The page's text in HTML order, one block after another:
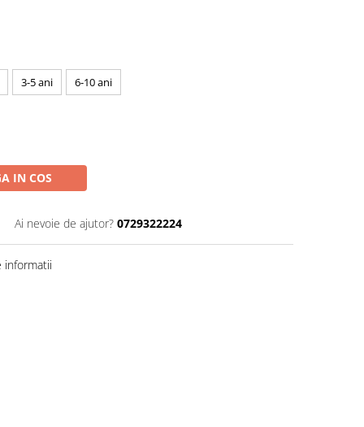
3-5 ani 6-10 ani
IN COS
Ai nevoie de ajutor? 0729322224
informatii